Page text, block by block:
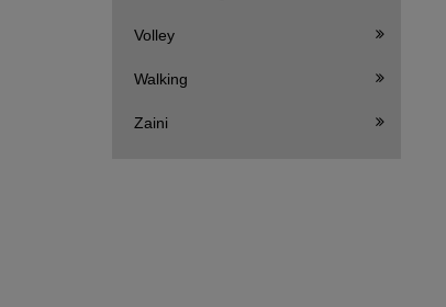
Volley
Walking
Zaini